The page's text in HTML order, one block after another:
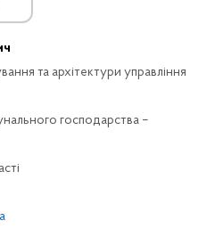
та архітектури управління
господарства –